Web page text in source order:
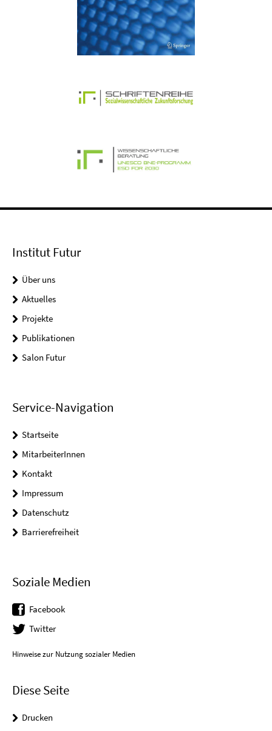
Institut Futur
Über uns
Aktuelles
Projekte
Publikationen
Salon Futur
Service-Navigation
Startseite
MitarbeiterInnen
Kontakt
Impressum
Datenschutz
Barrierefreiheit
Soziale Medien
Facebook
Twitter
Hinweise zur Nutzung sozialer Medien
Diese Seite
Drucken